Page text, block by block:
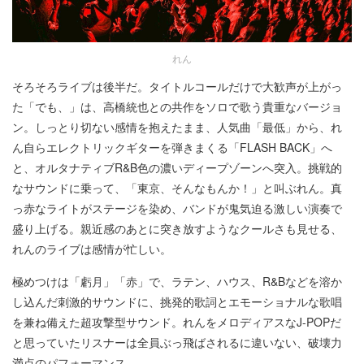
れん
そろそろライブは後半だ。タイトルコールだけで大歓声が上がっ
た「でも、」は、高橋統也との共作をソロで歌う貴重なバージョ
ン。しっとり切ない感情を抱えたまま、人気曲「最低」から、れ
ん自らエレクトリックギターを弾きまくる「FLASH BACK」へ
と、オルタナティブR&B色の濃いディープゾーンへ突入。挑戦的
なサウンドに乗って、「東京、そんなもんか！」と叫ぶれん。真
っ赤なライトがステージを染め、バンドが鬼気迫る激しい演奏で
盛り上げる。親近感のあとに突き放すようなクールさも見せる、
れんのライブは感情が忙しい。
極めつけは「虧月」「赤」で、ラテン、ハウス、R&Bなどを溶か
し込んだ刺激的サウンドに、挑発的歌詞とエモーショナルな歌唱
を兼ね備えた超攻撃型サウンド。れんをメロディアスなJ-POPだ
と思っていたリスナーは全員ぶっ飛ばされるに違いない、破壊力